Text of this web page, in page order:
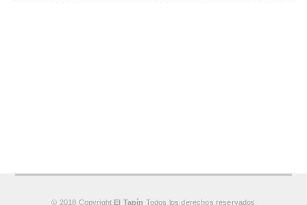
© 2018 Copyright El Tapín Todos los derechos reservados